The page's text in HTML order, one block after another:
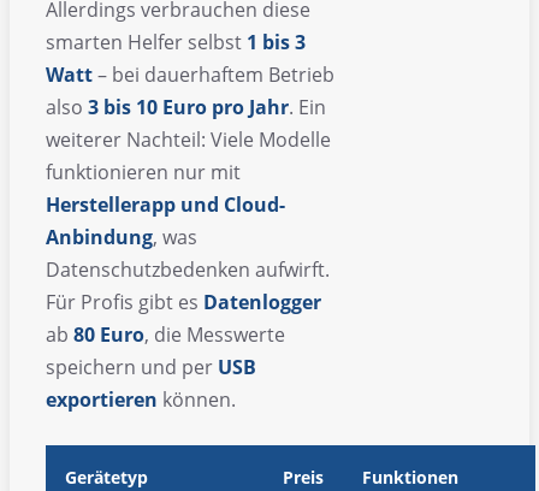
Allerdings verbrauchen diese
smarten Helfer selbst 1 bis 3
Watt– bei dauerhaftem Betrieb
also 3 bis 10 Euro pro Jahr. Ein
weiterer Nachteil: Viele Modelle
funktionieren nur mit
Herstellerapp und Cloud-
Anbindung, was
Datenschutzbedenken aufwirft.
Für Profis gibt es Datenlogger
ab 80 Euro, die Messwerte
speichern und per USB
exportieren können.
Gerätetyp Preis Funktionen